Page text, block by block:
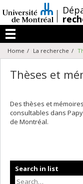
au
contenu
/
Menu
Home La recherche
Thèses et
Des thèses et
consultables dans
de Montréal.
Search in list